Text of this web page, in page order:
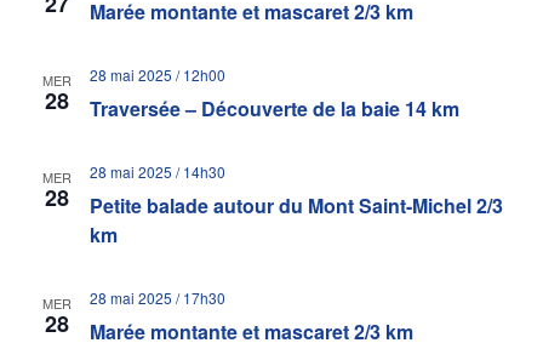
Marée montante et mascaret 2/3 km
MER
28 Traversée – Découverte de la baie 14 km
28 mai 2025 / 12h00
MER
28
Petite balade autour du Mont Saint-Michel 2/3
km
28 mai 2025 / 14h30
MER
28 Marée montante et mascaret 2/3 km
28 mai 2025 / 17h30